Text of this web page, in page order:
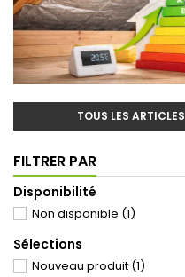
TOUS LES ARTICLES
FILTRER PAR
Disponibilité
Non disponible (1)
Sélections
Nouveau produit (1)